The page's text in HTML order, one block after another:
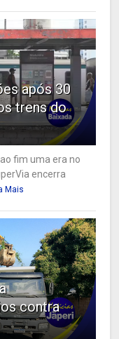
após 30
trens do
fim uma era no
encerra
Mais
contra